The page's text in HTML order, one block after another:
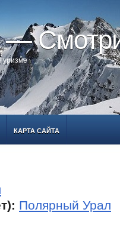
—
КАРТА САЙТА
Полярный Урал